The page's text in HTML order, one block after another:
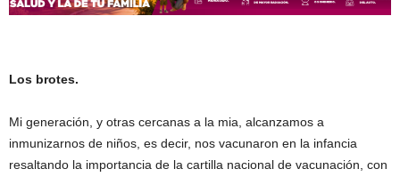
Los brotes.
Mi generación, y otras cercanas a la mia, alcanzamos a
inmunizarnos de niños, es decir, nos vacunaron en la infancia
resaltando la importancia de la cartilla nacional de vacunación, con